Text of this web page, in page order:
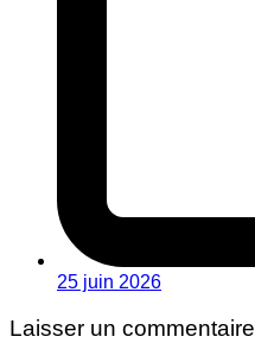
25 juin 2026
Laisser un commentaire